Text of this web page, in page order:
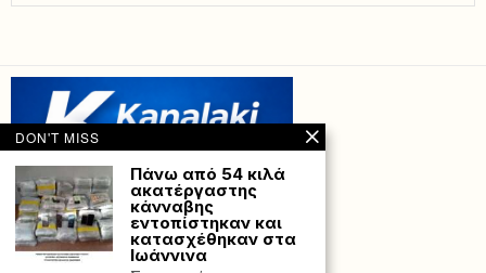
DON'T MISS
Πάνω από 54 κιλά
ακατέργαστης
κάνναβης
εντοπίστηκαν και
κατασχέθηκαν στα
Ιωάννινα